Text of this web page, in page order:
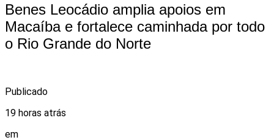
Benes Leocádio amplia apoios em
Macaíba e fortalece caminhada por todo
o Rio Grande do Norte
Publicado
19 horas atrás
em